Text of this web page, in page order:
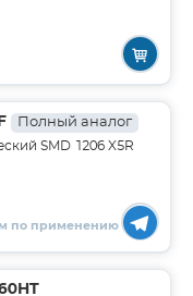
Полный аналог
SMD 1206 X5R
по применению